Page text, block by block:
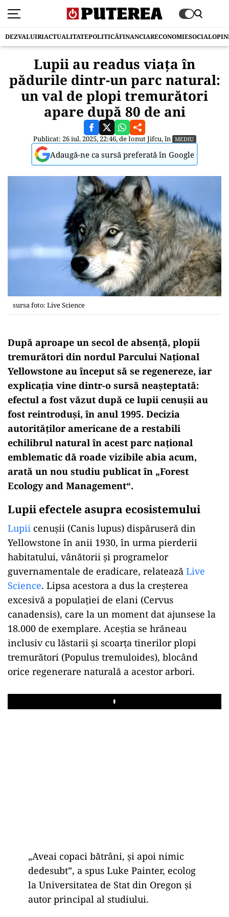
DEZVALUIRIACTUALITATEPOLITICĂFINANCIARECONOMIESOCIAL
Lupii au readus viața în
pădurile dintr-un parc natural:
un val de plopi tremurători
apare după 80 de ani
Publicat: 26 iul. 2025, 22:46, deIonut Jifcu, în MEDIU
Adaugă-ne ca sursă preferată în Google
sursa foto: Live Science
După aproape un secol de absență, plopii
tremurători din nordul Parcului Național
Yellowstone au început să se regenereze, iar
explicația vine dintr-o sursă neașteptată:
efectul a fost văzut după ce lupii cenușii au
fost reintroduşi, în anul 1995. Decizia
autorităților americane de a restabili
echilibrul natural în acest parc național
emblematic dă roade vizibile abia acum,
arată un nou studiu publicat în „Forest
Ecology and Management“.
Lupii efectele asupra ecosistemului
Lupii cenușii (Canis lupus) dispăruseră din
Yellowstone în anii 1930, în urma pierderii
habitatului, vânătorii și programelor
guvernamentale de eradicare, relatează Live
Science. Lipsa acestora a dus la creșterea
excesivă a populației de elani (Cervus
canadensis), care la un moment dat ajunsese la
18.000 de exemplare. Aceștia se hrăneau
inclusiv cu lăstarii și scoarța tinerilor plopi
tremurători (Populus tremuloides), blocând
orice regenerare naturală a acestor arbori.
Play
„Aveai copaci bătrâni, și apoi nimic
dedesubt”, a spus Luke Painter, ecolog
la Universitatea de Stat din Oregon și
autor principal al studiului.